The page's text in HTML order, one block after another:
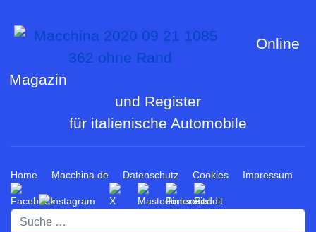
Online
Magazin
und Register
für italienische Automobile
Home Macchina.de Datenschutz Cookies Impressum
Suchen